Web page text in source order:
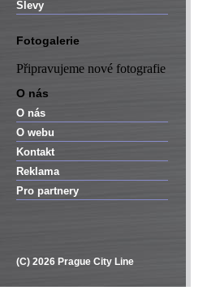
Slevy
Fotogalerie
Připravujeme nové fotografie
O nás
O nás
O webu
Kontakt
Reklama
Pro partnery
(C) 2026 Prague City Line